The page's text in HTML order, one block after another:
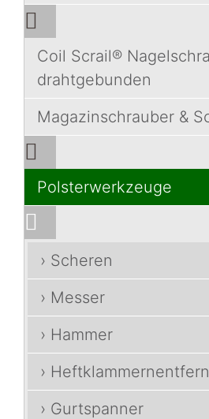
Coil Scrail®
drahtgebunden
Magazinschrauber &
Polsterwerkzeuge
› Scheren
› Messer
› Hammer
›
› Gurtspanner